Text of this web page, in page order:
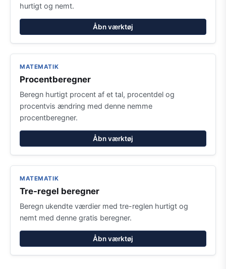
hurtigt og nemt.
Åbn værktøj
MATEMATIK
Procentberegner
Beregn hurtigt procent af et tal, procentdel og
procentvis ændring med denne nemme
procentberegner.
Åbn værktøj
MATEMATIK
Tre-regel beregner
Beregn ukendte værdier med tre-reglen hurtigt og
nemt med denne gratis beregner.
Åbn værktøj